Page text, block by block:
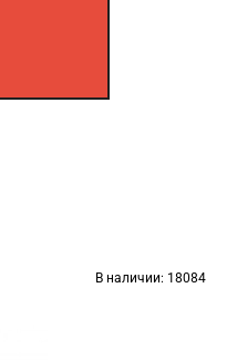
В наличии: 18084